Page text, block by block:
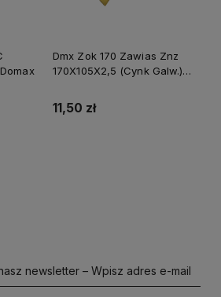
Dmx Zok 170 Zawias Znz
170X105X2,5 (Cynk Galw.)
11,50 zł
newsletter – Wpisz adres e-mail